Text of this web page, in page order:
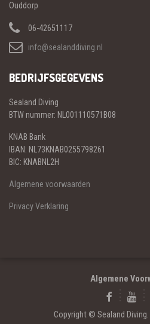
Ouddorp
06-42651117
info@sealanddiving.nl
BEDRIJFSGEGEVENS
Sealand Diving
BTW nummer: NL001110571B08
KNAB Bank
IBAN: NL73KNAB0255798261
BIC: KNABNL2H
Algemene voorwaarden
Privacy Verklaring
Algemene
Copyright © Sealand Diving.